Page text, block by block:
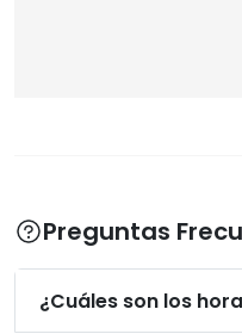
Preguntas
¿Cuáles son los